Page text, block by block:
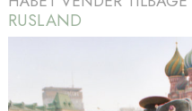
RUSLAND